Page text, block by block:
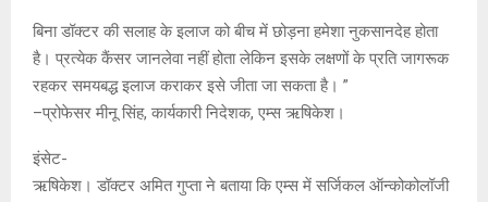
बिना डॉक्टर की सलाह के इलाज को बीच में छोड़ना हमेशा नुकसानदेह होता
है। प्रत्येक कैंसर जानलेवा नहीं होता लेकिन इसके लक्षणों के प्रति जागरूक
रहकर समयबद्ध इलाज कराकर इसे जीता जा सकता है। ”
–प्रोफेसर मीनू सिंह, कार्यकारी निदेशक, एम्स ऋषिकेश।
इंसेट-
ऋषिकेश। डॉक्टर अमित गुप्ता ने बताया कि एम्स में सर्जिकल ऑन्कोकोलॉजी